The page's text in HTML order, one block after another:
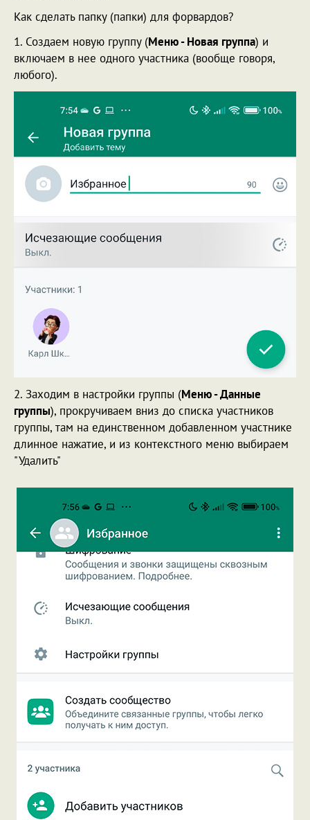
Как сделать папку (папки) для форвардов?
1. Создаем новую группу (Меню - Новая группа) и
включаем в нее одного участника (вообще говоря,
любого).
2. Заходим в настройки группы (Меню - Данные
группы), прокручиваем вниз до списка участников
группы, там на единственном добавленном участнике
длинное нажатие, и из контекстного меню выбираем
"Удалить"